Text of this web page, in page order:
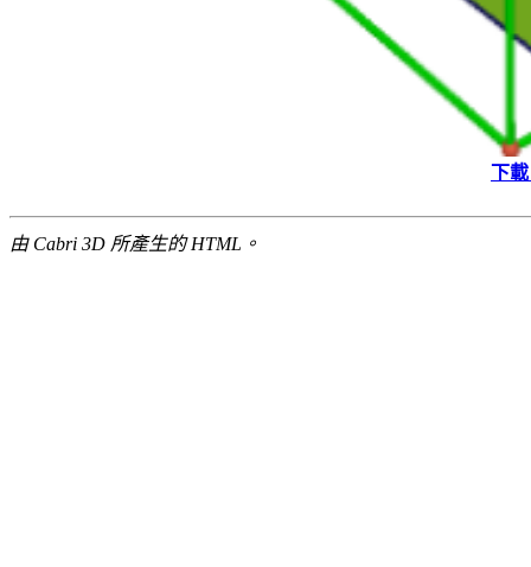
下
由 Cabri 3D 所產生的 HTML。